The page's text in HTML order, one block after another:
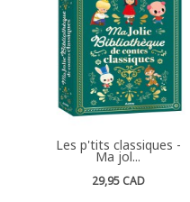
Les p'tits classiques -
Ma jol...
29,95 CAD